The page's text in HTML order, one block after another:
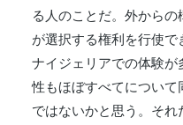
る人のことだ。外から
が選択する権利を行使で
ナイジェリアでの体験
性もほぼすべてについ
ではないかと思う。そ